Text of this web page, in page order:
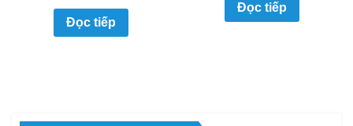
Đọc tiếp
Đọc tiếp